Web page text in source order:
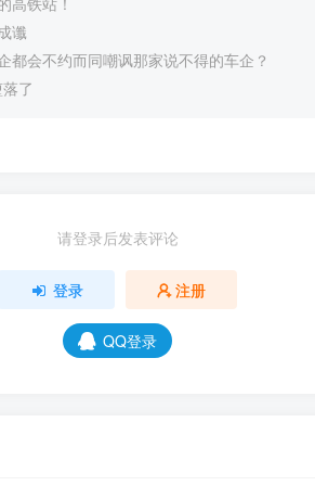
谶
都会不约而同嘲讽那家说不得的车企？
了
请登录后发表评论
登录 注册
QQ登录